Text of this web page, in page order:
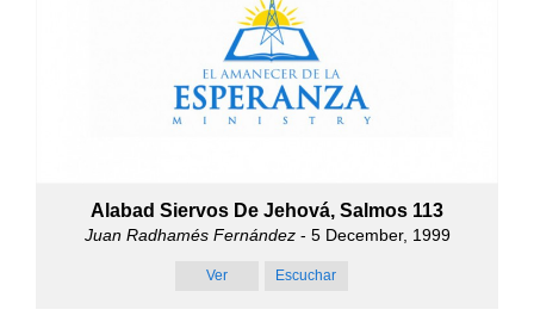
Alabad Siervos De Jehová, Salmos 113
Juan Radhamés Fernández- 5 December, 1999
Ver Escuchar